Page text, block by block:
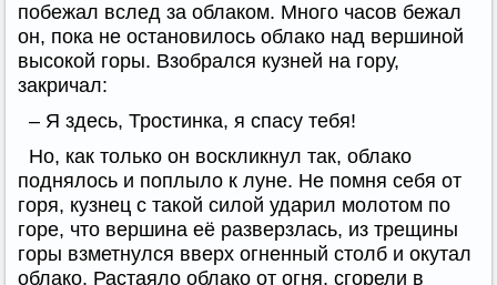
побежал вслед за облаком. Много часов бежал
он, пока не остановилось облако над вершиной
высокой горы. Взобрался кузней на гору,
закричал:
– Я здесь, Тростинка, я спасу тебя!
Но, как только он воскликнул так, облако
поднялось и поплыло к луне. Не помня себя от
горя, кузнец с такой силой ударил молотом по
горе, что вершина её разверзлась, из трещины
горы взметнулся вверх огненный столб и окутал
облако. Растаяло облако от огня, сгорели в